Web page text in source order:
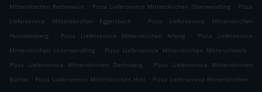
Mitterskirchen Rotheneich
. Pizza Lieferservice Mitterskirchen Oberwendling . Pizza
Lieferservice Mitterskirchen Eggersbach
.
Pizza Lieferservice Mitterskirchen
Hummelsberg
. Pizza Lieferservice Mitterskirchen Arbing .
Pizza Lieferservice
Mitterskirchen Unterwendling
. Pizza Lieferservice Mitterskirchen Mitterschweib
.
Pizza Lieferservice Mitterskirchen Dachsberg
.
Pizza Lieferservice Mitterskirchen
Büchel . Pizza Lieferservice Mitterskirchen Hirtl . Pizza Lieferservice Mitterskirchen .